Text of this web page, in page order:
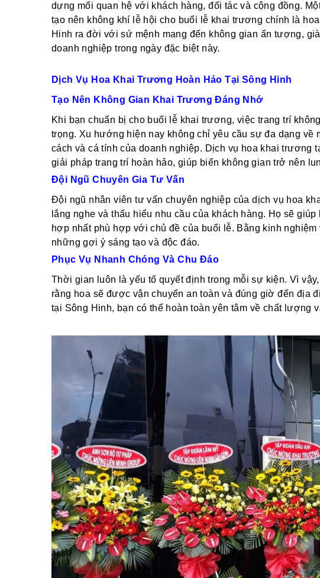
dựng mối quan hệ với khách hàng, đối tác và cộng đồng.
tạo nên không khí lễ hội cho buổi lễ khai trương chính là
Hinh ra đời với sứ mệnh mang đến không gian ấn tượng,
doanh nghiệp trong ngày đặc biệt này.
Dịch Vụ Hoa Khai Trương Hoàn Hảo Tại Sông Hinh
Tạo Nên Không Gian Khai Trương Đáng Nhớ
Khi bạn chuẩn bị cho buổi lễ khai trương, việc trang trí
trọng. Xu hướng hiện nay không chỉ yêu cầu sự đa dạng về
cách và cá tính của doanh nghiệp. Dịch vụ hoa khai trương
giải pháp trang trí hoàn hảo, giúp biến không gian trở nên
Đội Ngũ Chuyên Gia Tư Vấn
Đội ngũ nhân viên tư vấn chuyên nghiệp của dịch vụ hoa
lắng nghe và thấu hiểu nhu cầu của khách hàng. Họ sẽ
hợp nhất phù hợp với chủ đề của buổi lễ. Bằng kinh
những gợi ý sáng tạo và độc đáo.
Phục Vụ Nhanh Chóng Và Chu Đáo
Thời gian luôn là yếu tố quyết định trong mỗi sự kiện. Vì
rằng hoa sẽ được vận chuyển an toàn và đúng giờ đến địa
tại Sông Hinh, bạn có thể hoàn toàn yên tâm về chất lượng